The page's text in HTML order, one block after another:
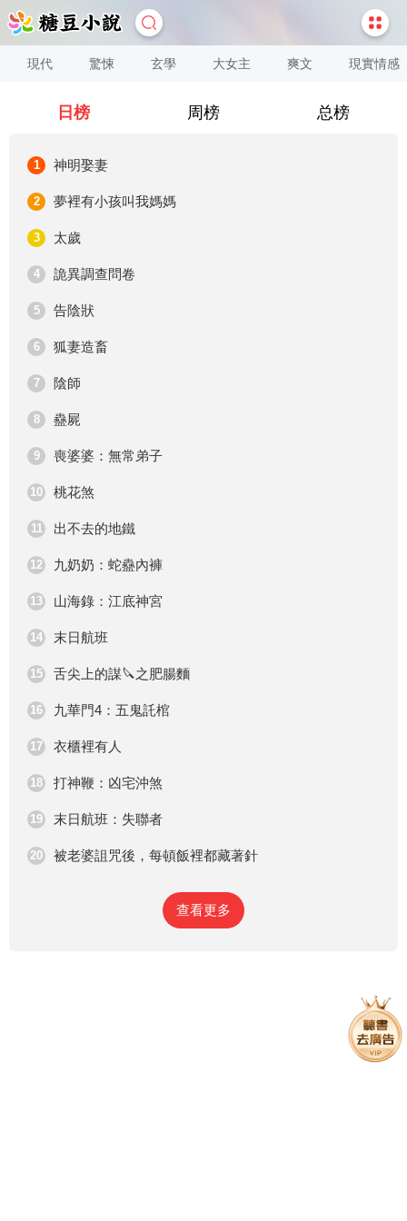
現代 驚悚 玄學 大女主 爽文 現實情感
日榜
1 神明娶妻
2 夢裡有小孩叫我媽媽
3 太歲
4 詭異調查問卷
5 告陰狀
6 狐妻造畜
7 陰師
8 蠱屍
9 喪婆婆：無常弟子
10 桃花煞
11 出不去的地鐵
12 九奶奶：蛇蠱內褲
13 山海錄：江底神宮
14 末日航班
15 舌尖上的謀🔪之肥腸麵
16 九華門4：五鬼託棺
17 衣櫃裡有人
18 打神鞭：凶宅沖煞
19 末日航班：失聯者
20 被老婆詛咒後，每頓飯裡都藏著針
查看更多
周榜 总榜